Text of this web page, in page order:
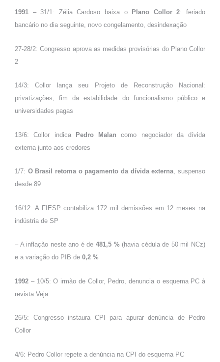
1991 – 31/1: Zélia Cardoso baixa o Plano Collor 2: feriado
bancário no dia seguinte, novo congelamento, desindexação
27-28/2: Congresso aprova as medidas provisórias do Plano Collor
2
14/3: Collor lança seu Projeto de Reconstrução Nacional:
privatizações, fim da estabilidade do funcionalismo público e
universidades pagas
13/6: Collor indica Pedro Malan como negociador da dívida
externa junto aos credores
1/7: O Brasil retoma o pagamento da dívida externa, suspenso
desde 89
16/12: A FIESP contabiliza 172 mil demissões em 12 meses na
indústria de SP
– A inflação neste ano é de 481,5 % (havia cédula de 50 mil NCz)
e a variação do PIB de 0,2 %
1992 – 10/5: O irmão de Collor, Pedro, denuncia o esquema PC à
revista Veja
26/5: Congresso instaura CPI para apurar denúncia de Pedro
Collor
4/6: Pedro Collor repete a denúncia na CPI do esquema PC